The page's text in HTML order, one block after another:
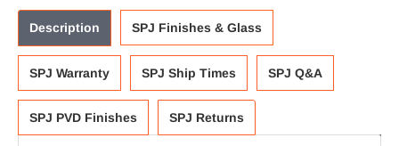
Description SPJ Finishes & Glass
SPJ Warranty SPJ Ship Times SPJ Q&A
SPJ PVD Finishes SPJ Returns